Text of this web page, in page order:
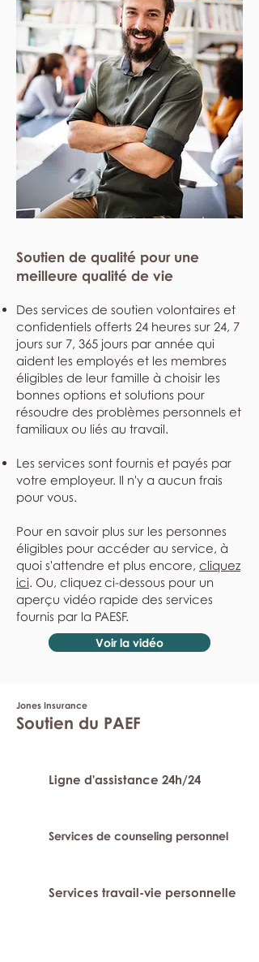
Soutien de qualité pour une
meilleure qualité de vie
Des services de soutien volontaires et
confidentiels offerts 24 heures sur 24, 7
jours sur 7, 365 jours par année qui
aident les employés et les membres
éligibles de leur famille à choisir les
bonnes options et solutions pour
résoudre des problèmes personnels et
familiaux ou liés au travail.
Les services sont fournis et payés par
votre employeur. Il n'y a aucun frais
pour vous.
Pour en savoir plus sur les personnes
éligibles pour accéder au service, à
quoi s'attendre et plus encore, cliquez
ici. Ou, cliquez ci-dessous pour un
aperçu vidéo rapide des services
fournis par la PAESF.
Voir la vidéo
Jones Insurance
Soutien du PAEF
Ligne d'assistance 24h/24
Services de counseling personnel
Services travail-vie personnelle